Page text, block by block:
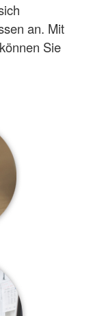
an. Mit
Sie